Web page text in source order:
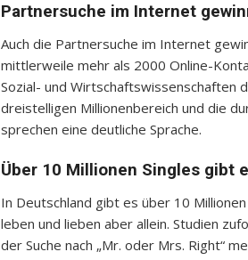
Partnersuche im Internet
Auch die Partnersuche im Internet
mittlerweile mehr als 2000 Online-
Sozial- und Wirtschaftswissenschaften
dreistelligen Millionenbereich und die
sprechen eine deutliche Sprache.
Über 10 Millionen Singles gibt
In Deutschland gibt es über 10
leben und lieben aber allein. Studien
der Suche nach „Mr. oder Mrs. Right“